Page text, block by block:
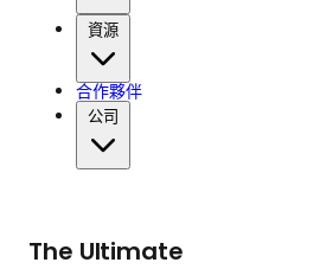
資源
合作夥伴
公司
The Ultimate